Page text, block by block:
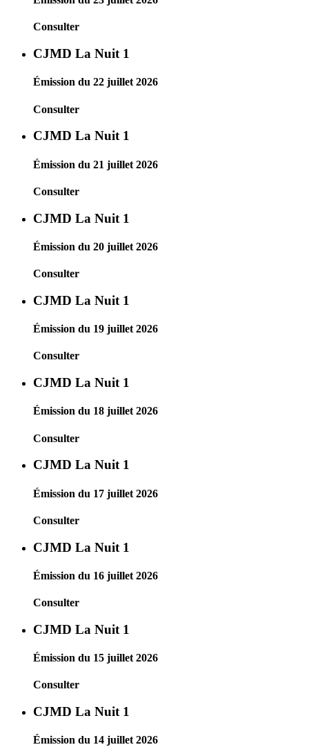
Consulter
CJMD La Nuit 1
Émission du 22 juillet 2026
Consulter
CJMD La Nuit 1
Émission du 21 juillet 2026
Consulter
CJMD La Nuit 1
Émission du 20 juillet 2026
Consulter
CJMD La Nuit 1
Émission du 19 juillet 2026
Consulter
CJMD La Nuit 1
Émission du 18 juillet 2026
Consulter
CJMD La Nuit 1
Émission du 17 juillet 2026
Consulter
CJMD La Nuit 1
Émission du 16 juillet 2026
Consulter
CJMD La Nuit 1
Émission du 15 juillet 2026
Consulter
CJMD La Nuit 1
Émission du 14 juillet 2026